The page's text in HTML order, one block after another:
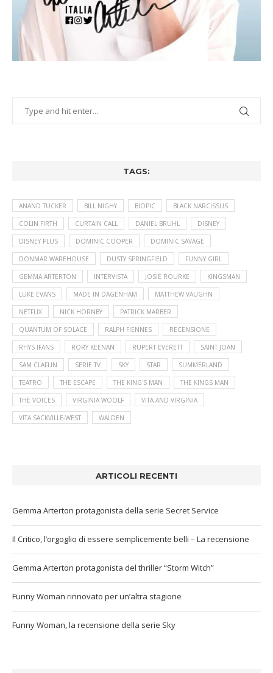
TAGS:
ANAND TUCKER BILL NIGHY BIOPIC BLACK NARCISSUS
COLIN FIRTH CURTAIN CALL DANIEL BRUHL DISNEY
DISNEY PLUS DOMINIC COOPER DOMINIC SAVAGE
DONMAR WAREHOUSE DUSTY SPRINGFIELD FUNNY GIRL
GEMMA ARTERTON INTERVISTA JOSIE ROURKE KINGSMAN
LUKE EVANS MADE IN DAGENHAM MATTHEW VAUGHN
NETFLIX NICK HORNBY PATRICK MARBER
QUANTUM OF SOLACE RALPH FIENNES RECENSIONE
RHYS IFANS RORY KEENAN RUPERT EVERETT SAINT JOAN
SAM CLAFLIN SERIE TV SKY STAR SUMMERLAND
TEATRO THE ESCAPE THE KING'S MAN THE KINGS MAN
THE VOICES VIRGINIA WOOLF VITA AND VIRGINIA
VITA SACKVILLE-WEST WALDEN
ARTICOLI RECENTI
Gemma Arterton protagonista della serie Secret Service
Il Critico, l’orgoglio di essere semplicemente belli – La recensione
Gemma Arterton protagonista del thriller “Storm Witch”
Funny Woman rinnovato per un’altra stagione
Funny Woman, la recensione della serie Sky